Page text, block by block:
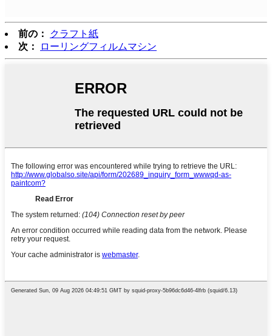
前の：
クラフト紙
次：
ローリングフィルムマシン